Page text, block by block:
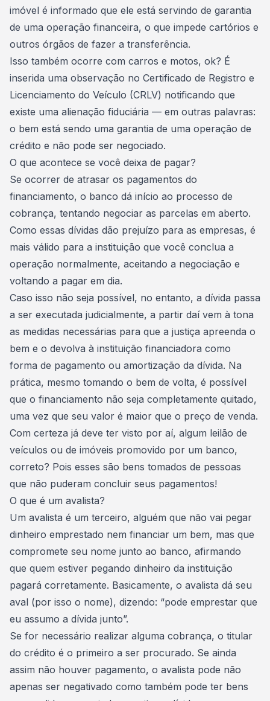
imóvel é informado que ele está servindo de garantia
de uma operação financeira, o que impede cartórios e
outros órgãos de fazer a transferência.
Isso também ocorre com carros e motos, ok? É
inserida uma observação no Certificado de Registro e
Licenciamento do Veículo (CRLV) notificando que
existe uma alienação fiduciária — em outras palavras:
o bem está sendo uma garantia de uma operação de
crédito e não pode ser negociado.
O que acontece se você deixa de pagar?
Se ocorrer de atrasar os pagamentos do
financiamento, o banco dá início ao processo de
cobrança, tentando negociar as parcelas em aberto.
Como essas dívidas dão prejuízo para as empresas, é
mais válido para a instituição que você conclua a
operação normalmente, aceitando a negociação e
voltando a pagar em dia.
Caso isso não seja possível, no entanto, a dívida passa
a ser executada judicialmente, a partir daí vem à tona
as medidas necessárias para que a justiça apreenda o
bem e o devolva à instituição financiadora como
forma de pagamento ou amortização da dívida. Na
prática, mesmo tomando o bem de volta, é possível
que o financiamento não seja completamente quitado,
uma vez que seu valor é maior que o preço de venda.
Com certeza já deve ter visto por aí, algum leilão de
veículos ou de imóveis promovido por um banco,
correto? Pois esses são bens tomados de pessoas
que não puderam concluir seus pagamentos!
O que é um avalista?
Um avalista é um terceiro, alguém que não vai pegar
dinheiro emprestado nem financiar um bem, mas que
compromete seu nome junto ao banco, afirmando
que quem estiver pegando dinheiro da instituição
pagará corretamente. Basicamente, o avalista dá seu
aval (por isso o nome), dizendo: “pode emprestar que
eu assumo a dívida junto”.
Se for necessário realizar alguma cobrança, o titular
do crédito é o primeiro a ser procurado. Se ainda
assim não houver pagamento, o avalista pode não
apenas ser negativado como também pode ter bens